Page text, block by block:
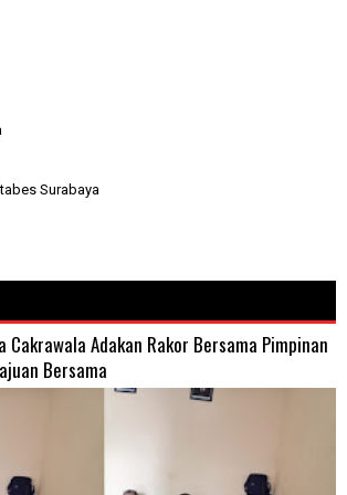
Surabaya
Cakrawala Adakan Rakor Bersama Pimpinan
Bersama